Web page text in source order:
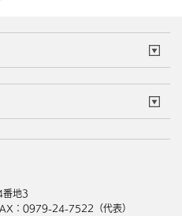
組織案内
番地3
：0979-24-7522（代表）